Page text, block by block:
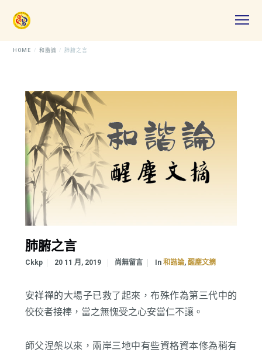
HOME 和諧論 肺腑之言
肺腑之言
Ckkp 20 11 月, 2019 尚無留言 In 和諧論, 醒塵文摘
安祥禪的大場子已救了起來，布殊作為第三代中的
佼佼者接棒，當之無愧受之心安當仁不讓。
師父涅槃以來，兩岸三地中有些資格資本修為稍有